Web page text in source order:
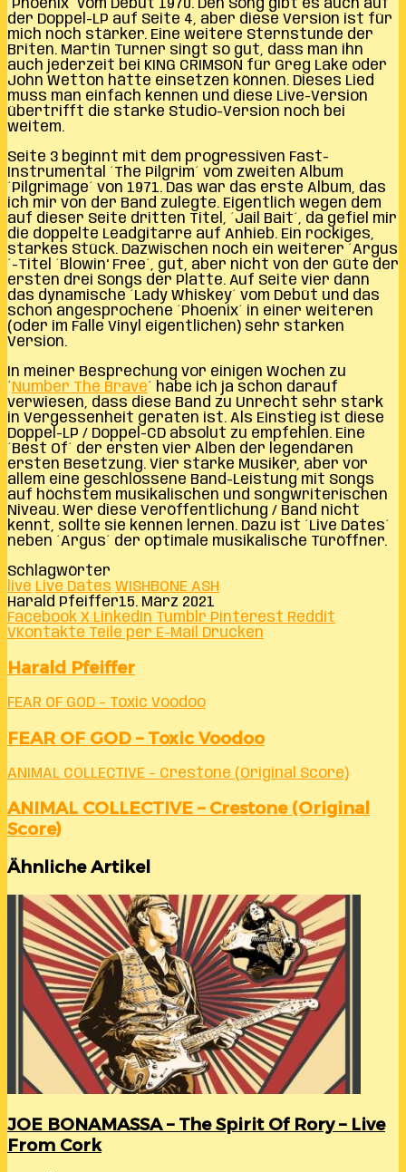
´Phoenix´ vom Debüt 1970. Den Song gibt es auch auf
der Doppel-LP auf Seite 4, aber diese Version ist für
mich noch stärker. Eine weitere Sternstunde der
Briten. Martin Turner singt so gut, dass man ihn
auch jederzeit bei KING CRIMSON für Greg Lake oder
John Wetton hätte einsetzen können. Dieses Lied
muss man einfach kennen und diese Live-Version
übertrifft die starke Studio-Version noch bei
weitem.
Seite 3 beginnt mit dem progressiven Fast-
Instrumental ´The Pilgrim´ vom zweiten Album
´Pilgrimage´ von 1971. Das war das erste Album, das
ich mir von der Band zulegte. Eigentlich wegen dem
auf dieser Seite dritten Titel, ´Jail Bait´, da gefiel mir
die doppelte Leadgitarre auf Anhieb. Ein rockiges,
starkes Stück. Dazwischen noch ein weiterer ´Argus
´-Titel ´Blowin‘ Free´, gut, aber nicht von der Güte der
ersten drei Songs der Platte. Auf Seite vier dann
das dynamische ´Lady Whiskey´ vom Debüt und das
schon angesprochene ´Phoenix´ in einer weiteren
(oder im Falle Vinyl eigentlichen) sehr starken
Version.
In meiner Besprechung vor einigen Wochen zu
´ Number The Brave´ habe ich ja schon darauf
verwiesen, dass diese Band zu Unrecht sehr stark
in Vergessenheit geraten ist. Als Einstieg ist diese
Doppel-LP / Doppel-CD absolut zu empfehlen. Eine
´Best Of´ der ersten vier Alben der legendären
ersten Besetzung. Vier starke Musiker, aber vor
allem eine geschlossene Band-Leistung mit Songs
auf höchstem musikalischen und songwriterischen
Niveau. Wer diese Veröffentlichung / Band nicht
kennt, sollte sie kennen lernen. Dazu ist ´Live Dates´
neben ´Argus´ der optimale musikalische Türöffner.
Schlagwörter
live Live Dates WISHBONE ASH
Harald Pfeiffer15. März 2021
Facebook X LinkedIn Tumblr Pinterest Reddit
VKontakte Teile per E-Mail Drucken
Harald Pfeiffer
FEAR OF GOD – Toxic Voodoo
FEAR OF GOD – Toxic Voodoo
ANIMAL COLLECTIVE – Crestone (Original Score)
ANIMAL COLLECTIVE – Crestone (Original
Score)
Ähnliche Artikel
JOE BONAMASSA – The Spirit Of Rory – Live
From Cork